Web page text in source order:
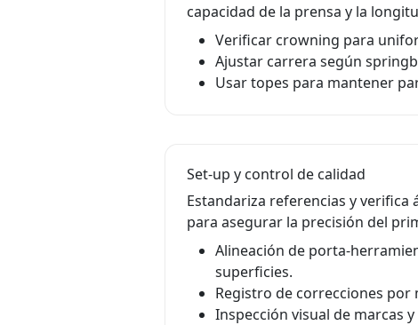
capacidad de la prensa y la
Verificar crowning para
Ajustar carrera según
Usar topes para mantener
Set-up y control de calidad
Estandariza referencias y
para asegurar la precisión del
Alineación de porta-
superficies.
Registro de correcciones por
Inspección visual de marcas